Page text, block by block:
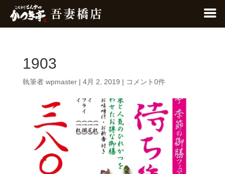
1903
執筆者 wpmaster| 4月 2, 2019 | コメント0件